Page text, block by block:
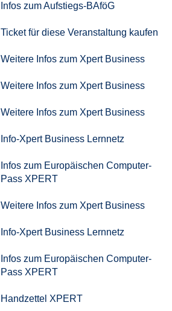
Infos zum Aufstiegs-BAföG
Ticket für diese Veranstaltung kaufen
Weitere Infos zum Xpert Business
Weitere Infos zum Xpert Business
Weitere Infos zum Xpert Business
Info-Xpert Business Lernnetz
Infos zum Europäischen Computer-
Pass XPERT
Weitere Infos zum Xpert Business
Info-Xpert Business Lernnetz
Infos zum Europäischen Computer-
Pass XPERT
Handzettel XPERT